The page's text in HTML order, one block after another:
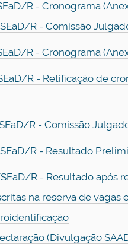
R - Cronograma
R - Comissão
R - Cronograma
R - Retificação de
R - Comissão
R - Resultado
R - Resultado após
na reserva de
(Divulgação